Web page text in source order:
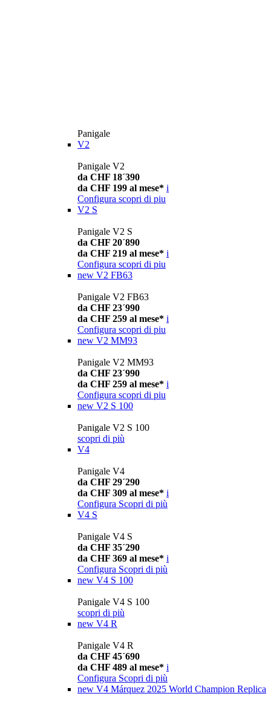
Panigale
V2
Panigale V2
da CHF 18´390
da CHF 199 al mese* i
Configura scopri di piu
V2 S
Panigale V2 S
da CHF 20´890
da CHF 219 al mese* i
Configura scopri di piu
new V2 FB63
Panigale V2 FB63
da CHF 23´990
da CHF 259 al mese* i
Configura scopri di piu
new V2 MM93
Panigale V2 MM93
da CHF 23´990
da CHF 259 al mese* i
Configura scopri di piu
new V2 S 100
Panigale V2 S 100
scopri di più
V4
Panigale V4
da CHF 29´290
da CHF 309 al mese* i
Configura Scopri di più
V4 S
Panigale V4 S
da CHF 35´290
da CHF 369 al mese* i
Configura Scopri di più
new V4 S 100
Panigale V4 S 100
scopri di più
new V4 R
Panigale V4 R
da CHF 45´690
da CHF 489 al mese* i
Configura Scopri di più
new V4 Márquez 2025 World Champion Replica